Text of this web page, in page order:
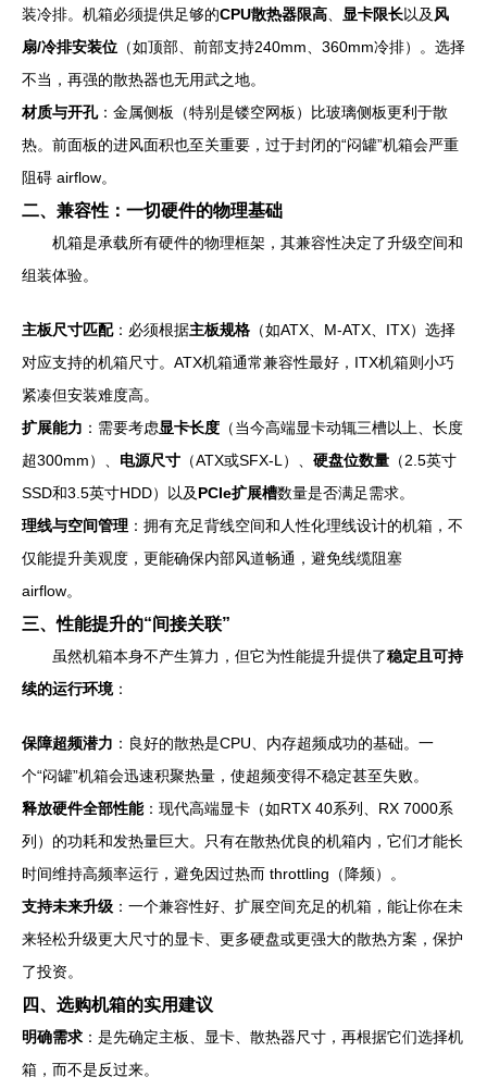
装冷排。机箱必须提供足够的CPU散热器限高、 显卡限长以及风
扇/冷排安装位 （如顶部、前部支持240mm、360mm冷排）。选择
不当，再强的散热器也无用武之地。
材质与开孔：金属侧板（特别是镂空网板）比玻璃侧板更利于散
热。前面板的进风面积也至关重要，过于封闭的“闷罐”机箱会严重
阻碍 airflow。
二、兼容性：一切硬件的物理基础
机箱是承载所有硬件的物理框架，其兼容性决定了升级空间和
组装体验。
主板尺寸匹配：必须根据主板规格 （如ATX、M-ATX、ITX）选择
对应支持的机箱尺寸。ATX机箱通常兼容性最好，ITX机箱则小巧
紧凑但安装难度高。
扩展能力 ：需要考虑显卡长度 （当今高端显卡动辄三槽以上、长度
超300mm）、 电源尺寸 （ATX或SFX-L）、 硬盘位数量 （2.5英寸
SSD和3.5英寸HDD）以及PCIe扩展槽数量是否满足需求。
理线与空间管理 ：拥有充足背线空间和人性化理线设计的机箱，不
仅能提升美观度，更能确保内部风道畅通，避免线缆阻塞
airflow。
三、性能提升的“间接关联”
虽然机箱本身不产生算力，但它为性能提升提供了稳定且可持
续的运行环境：
保障超频潜力 ：良好的散热是CPU、内存超频成功的基础。一
个“闷罐”机箱会迅速积聚热量，使超频变得不稳定甚至失败。
释放硬件全部性能：现代高端显卡（如RTX 40系列、RX 7000系
列）的功耗和发热量巨大。只有在散热优良的机箱内，它们才能长
时间维持高频率运行，避免因过热而 throttling（降频）。
支持未来升级 ：一个兼容性好、扩展空间充足的机箱，能让你在未
来轻松升级更大尺寸的显卡、更多硬盘或更强大的散热方案，保护
了投资。
四、选购机箱的实用建议
明确需求 ：是先确定主板、显卡、散热器尺寸，再根据它们选择机
箱，而不是反过来。